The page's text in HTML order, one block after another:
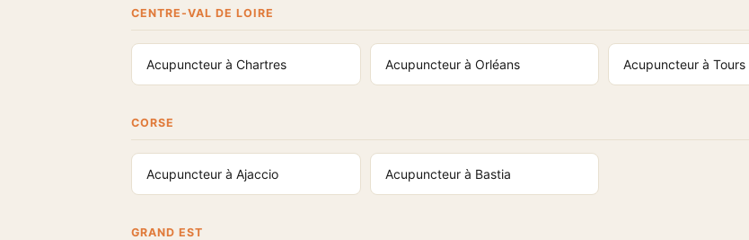
CENTRE-VAL DE LOIRE
Acupuncteur à Chartres Acupuncteur à Orléans Acupuncteur à Tours
CORSE
Acupuncteur à Ajaccio Acupuncteur à Bastia
GRAND EST